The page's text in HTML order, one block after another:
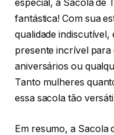
especial, a Sacola de
fantástica! Com sua
qualidade indiscutível,
presente incrível para
aniversários ou
Tanto mulheres
essa sacola tão
Em resumo, a Sacola